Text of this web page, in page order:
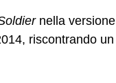
nella versione
riscontrando un